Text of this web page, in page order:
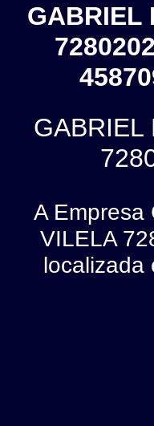
GABRIEL
GABRIEL
A Empresa
VILELA
localizada